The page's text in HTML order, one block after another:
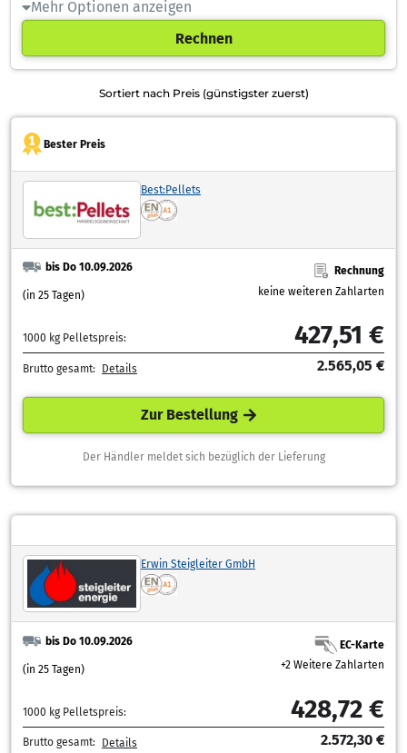
Mehr Optionen anzeigen
Rechnen
Sortiert nach Preis (günstigster zuerst)
Bester Preis
Best:Pellets
bis Do 10.09.2026
(in 25 Tagen)
Rechnung
keine weiteren Zahlarten
1000 kg Pelletspreis: 427,51 €
Brutto gesamt: Details 2.565,05 €
Zur Bestellung
Der Händler meldet sich bezüglich der Lieferung
Erwin Steigleiter GmbH
bis Do 10.09.2026
(in 25 Tagen)
EC-Karte
+2 Weitere Zahlarten
1000 kg Pelletspreis: 428,72 €
Brutto gesamt: Details 2.572,30 €